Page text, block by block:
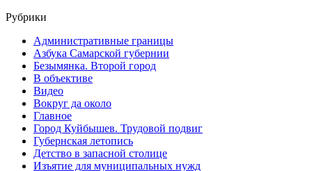
Рубрики
Административные границы
Азбука Самарской губернии
Безымянка. Второй город
В объективе
Видео
Вокруг да около
Главное
Город Куйбышев. Трудовой подвиг
Губернская летопись
Детство в запасной столице
Изъятие для муниципальных нужд